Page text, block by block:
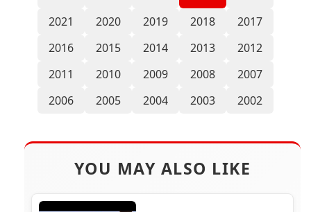
2021
2020 2019 2018
2017
2016
2015 2014 2013
2012
2011
2010 2009 2008
2007
2006
2005 2004 2003 2002
YOU MAY ALSO LIKE